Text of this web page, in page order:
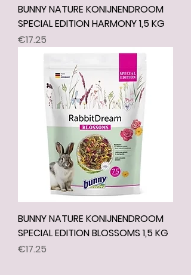
BUNNY NATURE KONIJNENDROOM
SPECIAL EDITION HARMONY 1,5 KG
Price
€17.25
BUNNY NATURE KONIJNENDROOM
SPECIAL EDITION BLOSSOMS 1,5 KG
Price
€17.25